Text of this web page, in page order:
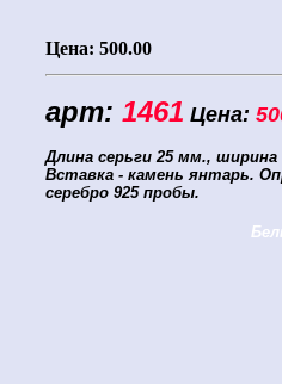
Цена: 500.00
арт: 1461 Цена:
Длина серьги 25 мм.,
Вставка - камень янтарь.
серебро 925 пробы.